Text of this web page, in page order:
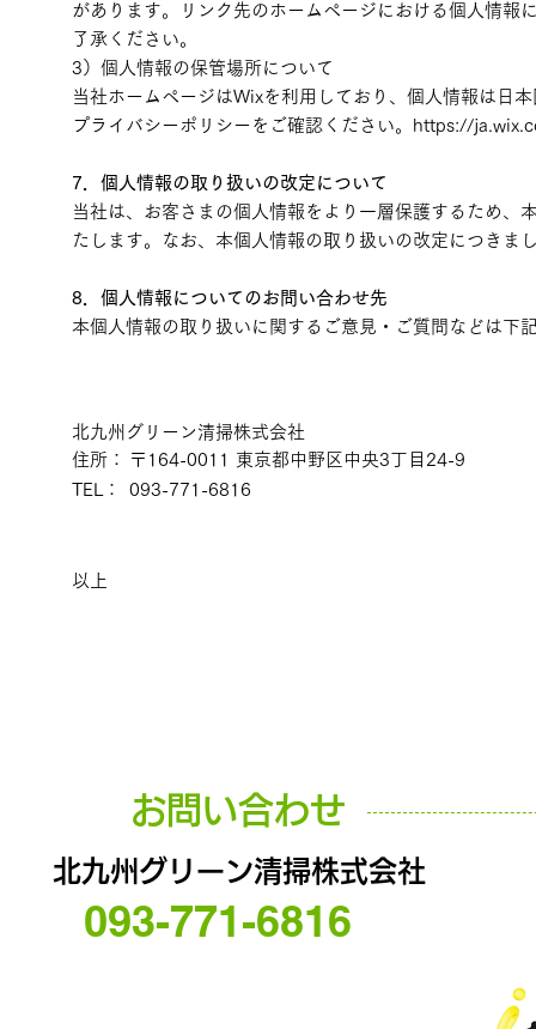
があります。リンク先のホームページにおける個人情報
了承ください。
3）個人情報の保管場所について
当社ホームページはWixを利用しており、個人情報は日
プライバシーポリシーをご確認ください。https://
7．個人情報の取り扱いの改定について
当社は、お客さまの個人情報をより一層保護するため、
たします。なお、本個人情報の取り扱いの改定につきま
8．個人情報についてのお問い合わせ先
本個人情報の取り扱いに関するご意見・ご質問などは下
北九州グリーン清掃株式会社
住所：
〒164-0011 東京都中野区中央3丁目24-9
TEL：
093-771-6816
以上
お問い合わせ
北九州グリーン清掃株式会社
093-771-6816